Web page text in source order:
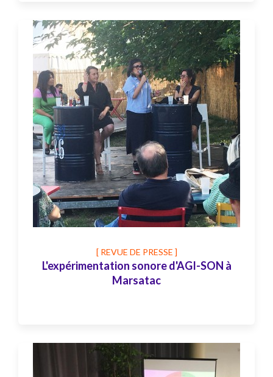
[ REVUE DE PRESSE ]
L'expérimentation sonore d'AGI-SON à
Marsatac